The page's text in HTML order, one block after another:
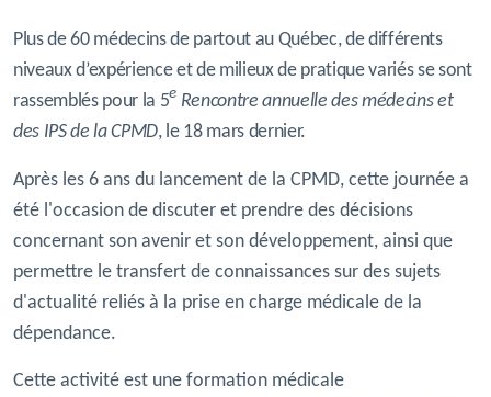
Plus de 60 médecins de partout au Québec, de différents
niveaux d’expérience et de milieux de pratique variés se sont
rassemblés pour la 5e Rencontre annuelle des médecins et
des IPS de la CPMD, le 18 mars dernier.
Après les 6 ans du lancement de la CPMD, cette journée a
été l'occasion de discuter et prendre des décisions
concernant son avenir et son développement, ainsi que
permettre le transfert de connaissances sur des sujets
d'actualité reliés à la prise en charge médicale de la
dépendance.
Cette activité est une formation médicale